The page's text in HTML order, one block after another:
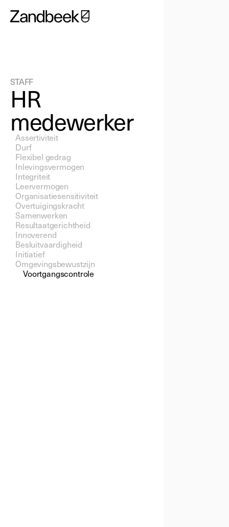
STAFF
HR
medewerker
Assertiviteit
Durf
Flexibel gedrag
Inlevingsvermogen
Integriteit
Leervermogen
Organisatiesensitiviteit
Overtuigingskracht
Samenwerken
Resultaatgerichtheid
Innoverend
Besluitvaardigheid
Initiatief
Omgevingsbewustzijn
Voortgangscontrole